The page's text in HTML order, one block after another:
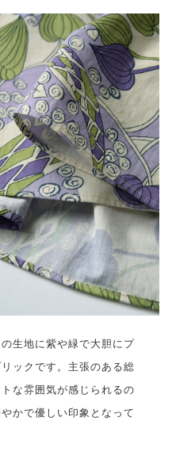
生地に紫や緑で大胆にプ
ックです。主張のある総
な雰囲気が感じられるの
かで優しい印象となって